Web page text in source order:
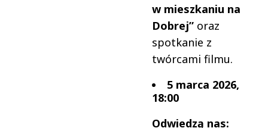
w mieszkaniu na
Dobrej” oraz
spotkanie z
twórcami filmu.
5 marca 2026,
18:00
Odwiedzą nas: